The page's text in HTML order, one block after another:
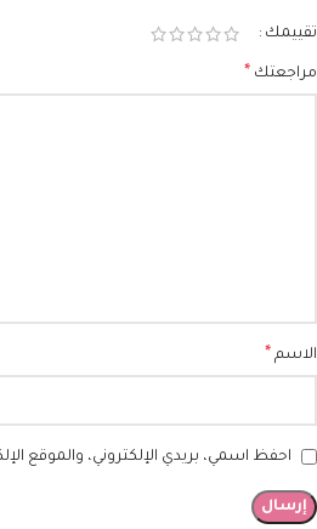
تقييمك
مراجعتك *
الاسم *
احفظ اسمي، بريدي الإلكتروني، والموقع